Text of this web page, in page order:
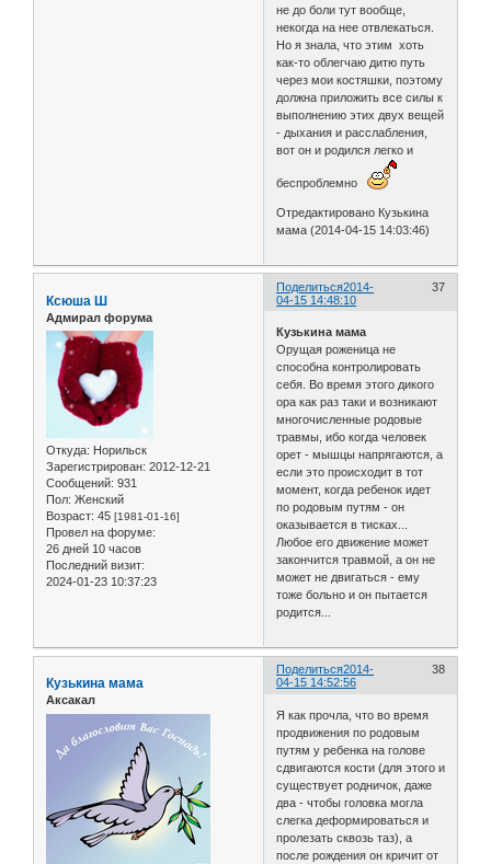
не до боли тут вообще,
некогда на нее отвлекаться.
Но я знала, что этим хоть
как-то облегчаю дитю путь
через мои костяшки, поэтому
должна приложить все силы к
выполнению этих двух вещей
- дыхания и расслабления,
вот он и родился легко и
беспроблемно
Отредактировано Кузькина
мама (2014-04-15 14:03:46)
Поделиться 37
2014-
04-15 14:48:10
Ксюша Ш
Адмирал форума
Откуда: Норильск
Зарегистрирован: 2012-12-21
Сообщений: 931
Пол: Женский
Возраст: 45 [1981-01-16]
Провел на форуме:
26 дней 10 часов
Последний визит:
2024-01-23 10:37:23
Кузькина мама
Орущая роженица не
способна контролировать
себя. Во время этого дикого
ора как раз таки и возникают
многочисленные родовые
травмы, ибо когда человек
орет - мышцы напрягаются, а
если это происходит в тот
момент, когда ребенок идет
по родовым путям - он
оказывается в тисках...
Любое его движение может
закончится травмой, а он не
может не двигаться - ему
тоже больно и он пытается
родится...
Поделиться 38
2014-
04-15 14:52:56
Кузькина мама
Аксакал
Я как прочла, что во время
продвижения по родовым
путям у ребенка на голове
сдвигаются кости (для этого и
существует родничок, даже
два - чтобы головка могла
слегка деформироваться и
пролезать сквозь таз), а
после рождения он кричит от